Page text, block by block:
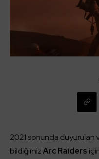
2021 sonunda duyurulan
bildiğimizArc Raiders